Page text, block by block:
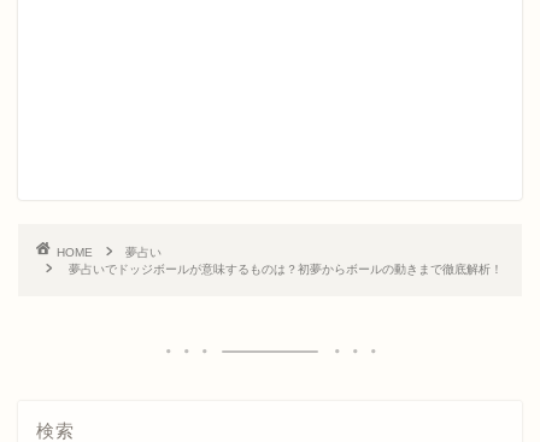
HOME
夢占い
夢占いでドッジボールが意味するものは？初夢からボールの動きまで徹底解析！
検索